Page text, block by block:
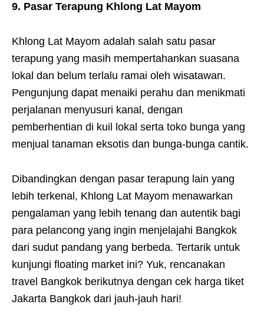
9. Pasar Terapung Khlong Lat Mayom
Khlong Lat Mayom adalah salah satu pasar
terapung yang masih mempertahankan suasana
lokal dan belum terlalu ramai oleh wisatawan.
Pengunjung dapat menaiki perahu dan menikmati
perjalanan menyusuri kanal, dengan
pemberhentian di kuil lokal serta toko bunga yang
menjual tanaman eksotis dan bunga-bunga cantik.
Dibandingkan dengan pasar terapung lain yang
lebih terkenal, Khlong Lat Mayom menawarkan
pengalaman yang lebih tenang dan autentik bagi
para pelancong yang ingin menjelajahi Bangkok
dari sudut pandang yang berbeda. Tertarik untuk
kunjungi floating market ini? Yuk, rencanakan
travel Bangkok berikutnya dengan cek harga tiket
Jakarta Bangkok dari jauh-jauh hari!